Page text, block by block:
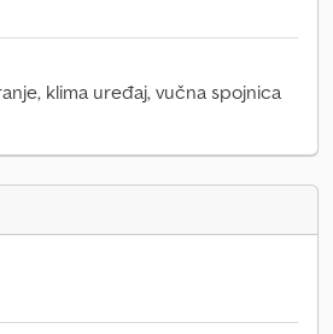
klima uređaj, vučna spojnica